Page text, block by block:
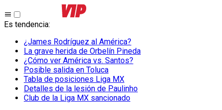
Es tendencia:
¿James Rodríguez al América?
La grave herida de Orbelín Pineda
¿Cómo ver América vs. Santos?
Posible salida en Toluca
Tabla de posiciones Liga MX
Detalles de la lesión de Paulinho
Club de la Liga MX sancionado